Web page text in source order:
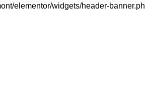
elementor/widgets/header-